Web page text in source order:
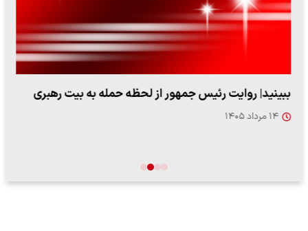
ببینید| روایت رئیس جمهور از لحظه حمله به بیت رهبری
۱۴ مرداد ۱۴۰۵